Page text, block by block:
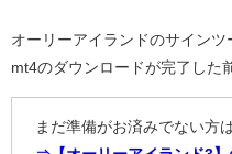
オーリーアイランドのサイン
mt4のダウンロードが完了した
まだ準備がお済みでない方